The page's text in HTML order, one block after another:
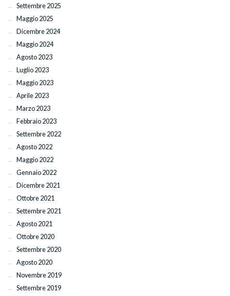
Settembre 2025
Maggio 2025
Dicembre 2024
Maggio 2024
Agosto 2023
Luglio 2023
Maggio 2023
Aprile 2023
Marzo 2023
Febbraio 2023
Settembre 2022
Agosto 2022
Maggio 2022
Gennaio 2022
Dicembre 2021
Ottobre 2021
Settembre 2021
Agosto 2021
Ottobre 2020
Settembre 2020
Agosto 2020
Novembre 2019
Settembre 2019